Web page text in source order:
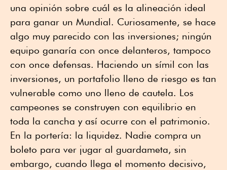
una opinión sobre cuál es la alineación ideal
para ganar un Mundial. Curiosamente, se hace
algo muy parecido con las inversiones; ningún
equipo ganaría con once delanteros, tampoco
con once defensas. Haciendo un símil con las
inversiones, un portafolio lleno de riesgo es tan
vulnerable como uno lleno de cautela. Los
campeones se construyen con equilibrio en
toda la cancha y así ocurre con el patrimonio.
En la portería: la liquidez. Nadie compra un
boleto para ver jugar al guardameta, sin
embargo, cuando llega el momento decisivo,